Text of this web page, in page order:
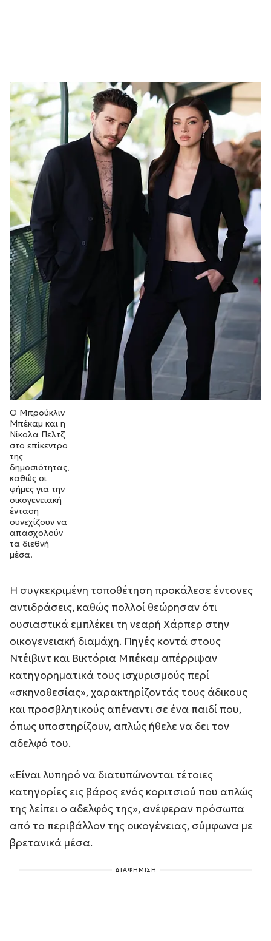
Ο Μπρούκλιν
Μπέκαμ και η
Νίκολα Πελτζ
στο επίκεντρο
της
δημοσιότητας,
καθώς οι
φήμες για την
οικογενειακή
ένταση
συνεχίζουν να
απασχολούν
τα διεθνή
μέσα.
Η συγκεκριμένη τοποθέτηση προκάλεσε έντονες
αντιδράσεις, καθώς πολλοί θεώρησαν ότι
ουσιαστικά εμπλέκει τη νεαρή Χάρπερ στην
οικογενειακή διαμάχη. Πηγές κοντά στους
Ντέιβιντ και Βικτόρια Μπέκαμ απέρριψαν
κατηγορηματικά τους ισχυρισμούς περί
«σκηνοθεσίας», χαρακτηρίζοντάς τους άδικους
και προσβλητικούς απέναντι σε ένα παιδί που,
όπως υποστηρίζουν, απλώς ήθελε να δει τον
αδελφό του.
«Είναι λυπηρό να διατυπώνονται τέτοιες
κατηγορίες εις βάρος ενός κοριτσιού που απλώς
της λείπει ο αδελφός της», ανέφεραν πρόσωπα
από το περιβάλλον της οικογένειας, σύμφωνα με
βρετανικά μέσα.
ΔΙΑΦΗΜΙΣΗ